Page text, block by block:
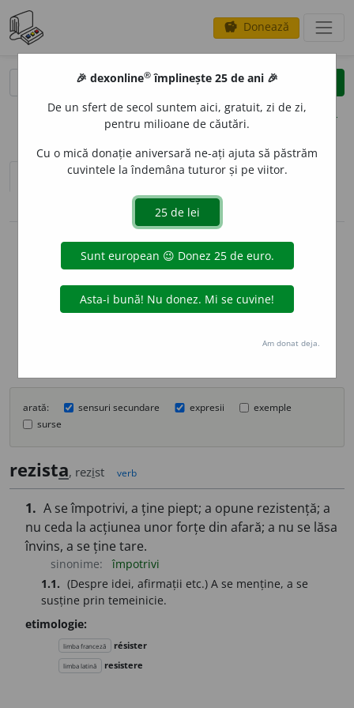
savings Donează
clear
opțiuni
sinteza definițiilor (1)
definiții (15)
pronunție volume_up
info
Aceste definiții sunt compilate de
echipa dexonline. Definițiile
originale se află pe filadefiniții.
Puteți reordona filele pe pagina de
arată: sensuri secundare expresii
exemple
surse
rezista, rezist verb
1. A se împotrivi, a ține piept; a opune rezistență; a
nu ceda la acțiunea unor forțe din afară; a nu se lăsa
învins, a se ține tare.
sinonime:
împotrivi
1.1. (Despre idei, afirmații etc.) A se menține, a se
susține prin temeinicie.
etimologie:
limba franceză résister
limba latină resistere
🎉 dexonline® împlinește 25 de ani 🎉
De un sfert de secol suntem aici, gratuit, zi de zi,
pentru milioane de căutări.
Cu o mică donație aniversară ne-ați ajuta să păstrăm
cuvintele la îndemâna tuturor și pe viitor.
Am donat deja.